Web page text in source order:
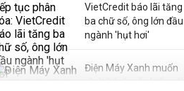
VietCredit báo lãi tăng
ba chữ số, ông lớn đầu
ngành 'hụt hơi'
Điện Máy Xanh muốn
phát hành cổ phiếu với